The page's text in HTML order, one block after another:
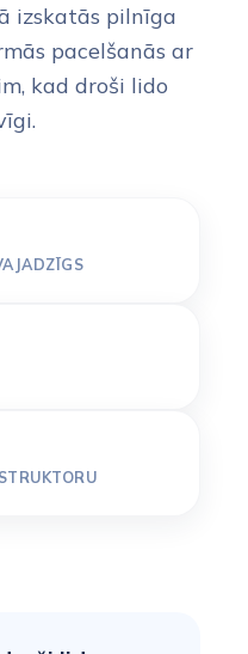
izskatās pilnīga
pacelšanās ar
kad droši lido